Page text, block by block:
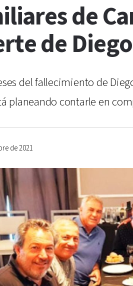
de
de
del fallecimiento de
planeando contarle en
de 2021